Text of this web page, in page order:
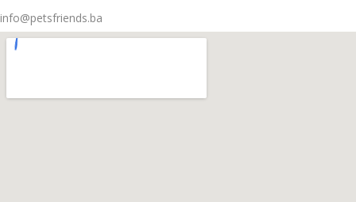
info@petsfriends.ba